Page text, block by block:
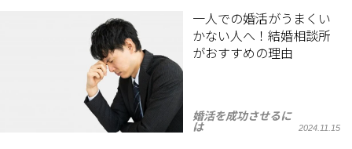
一人での婚活がうまくい
かない人へ！結婚相談所
がおすすめの理由
婚活を成功させるに
は
2024.11.15